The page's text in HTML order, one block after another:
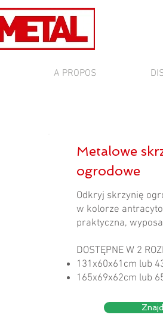
A PROPOS
Metalowe
ogrodowe
Odkryj skrzynię
w kolorze
praktyczna,
DOSTĘPNE W 2
131x60x61cm lub
165x69x62cm lub